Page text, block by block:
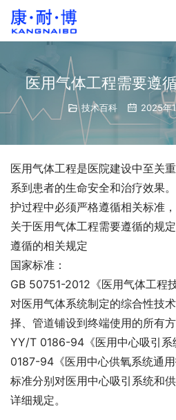
医用气体工程需要遵
技术百科 2025年
医用气体工程是医院建设中至关
系到患者的生命安全和治疗效果
护过程中必须严格遵循相关标准
关于医用气体工程需要遵循的规
遵循的相关规定
国家标准：
GB 50751-2012《医用气体工程
对医用气体系统制定的综合性技
择、管道铺设到终端使用的所有方
YY/T 0186-94《医用中心吸引
0187-94《医用中心供氧系统通
标准分别对医用中心吸引系统和
详细规定。